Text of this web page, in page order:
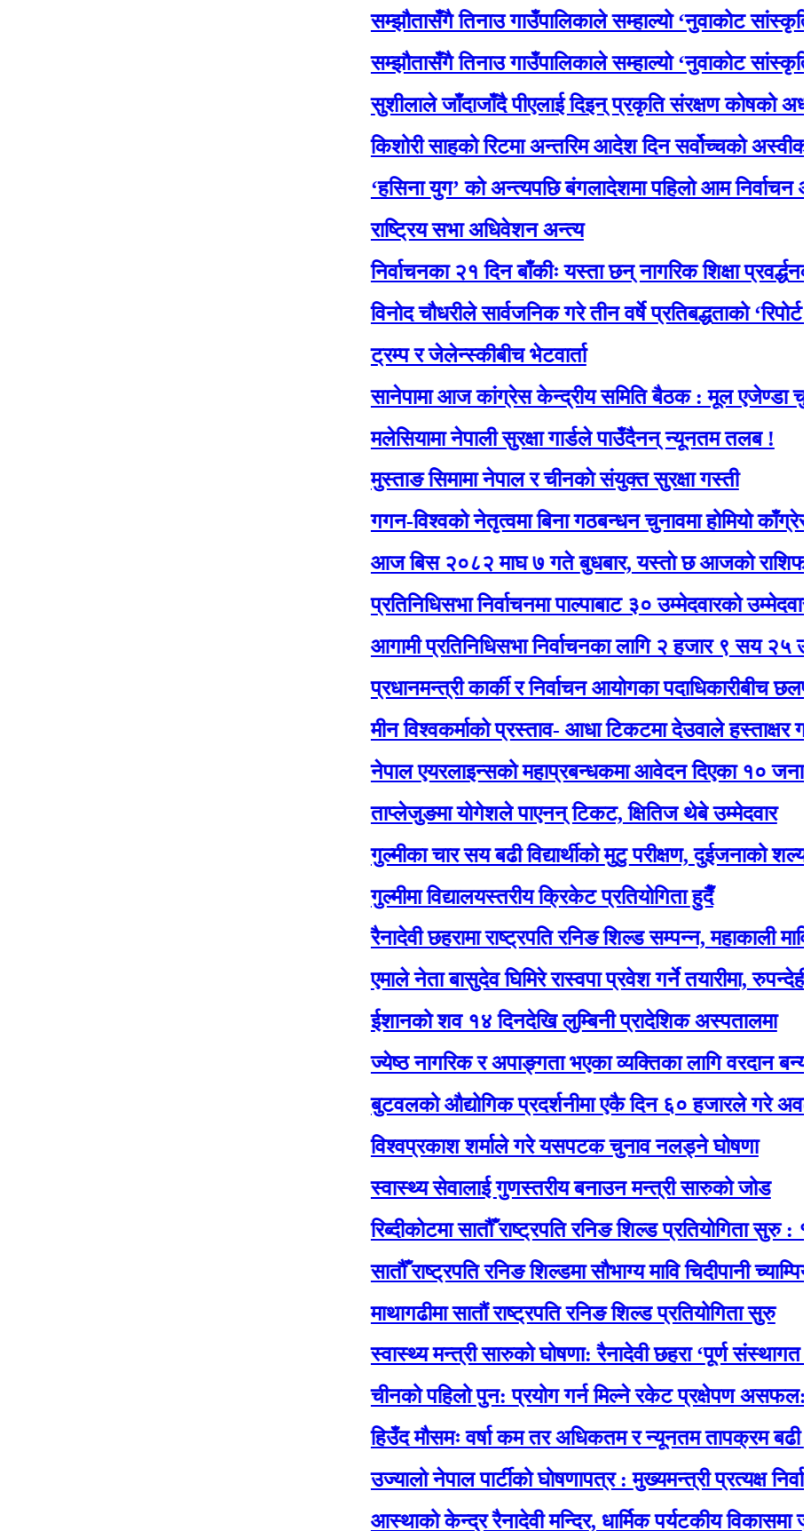
सम्झौतासँगै तिनाउ गाउँपालिकाले सम्हाल्यो ‘नुवाकोट सांस्कृतिक
सम्झौतासँगै तिनाउ गाउँपालिकाले सम्हाल्यो ‘नुवाकोट सांस्कृतिक
सुशीलाले जाँदाजाँदै पीएलाई दिइन् प्रकृति संरक्षण कोषको अध्यक्षमा
किशोरी साहको रिटमा अन्तरिम आदेश दिन सर्वोच्चको अस्वीकार,
‘हसिना युग’ को अन्त्यपछि बंगलादेशमा पहिलो आम निर्वाचन आज
राष्ट्रिय सभा अधिवेशन अन्त्य
निर्वाचनका २१ दिन बाँकीः यस्ता छन् नागरिक शिक्षा प्रवर्द्धनका लागि
विनोद चौधरीले सार्वजनिक गरे तीन वर्षे प्रतिबद्धताको ‘रिपोर्ट कार्ड’
ट्रम्प र जेलेन्स्कीबीच भेटवार्ता
सानेपामा आज कांग्रेस केन्द्रीय समिति बैठक : मूल एजेण्डा चुनाव
मलेसियामा नेपाली सुरक्षा गार्डले पाउँदैनन् न्यूनतम तलब !
मुस्ताङ सिमामा नेपाल र चीनकाे संयुक्त सुरक्षा गस्ती
गगन-विश्वको नेतृत्वमा बिना गठबन्धन चुनावमा होमियो काँग्रेस
आज बिस २०८२ माघ ७ गते बुधबार, यस्ताे छ आजको राशिफल
प्रतिनिधिसभा निर्वाचनमा पाल्पाबाट ३० उम्मेदवारको उम्मेदवारी दर्ता
आगामी प्रतिनिधिसभा निर्वाचनका लागि २ हजार ९ सय २५
प्रधानमन्त्री कार्की र निर्वाचन आयोगका पदाधिकारीबीच छलफल हुँदै
मीन विश्वकर्माको प्रस्ताव- आधा टिकटमा देउवाले हस्ताक्षर गर्नुभयो,
नेपाल एयरलाइन्सको महाप्रबन्धकमा आवेदन दिएका १० जना
ताप्लेजुङमा योगेशले पाएनन् टिकट, क्षितिज थेबे उम्मेदवार
गुल्मीका चार सय बढी विद्यार्थीको मुटु परीक्षण, दुईजनाको शल्यक्रिया
गुल्मीमा विद्यालयस्तरीय क्रिकेट प्रतियोगिता हुदैँ
रैनादेवी छहरामा राष्ट्रपति रनिङ शिल्ड सम्पन्न, महाकाली मावि बन्यो
एमाले नेता बासुदेव घिमिरे रास्वपा प्रवेश गर्ने तयारीमा, रुपन्देही २ बाट
ईशानको शव १४ दिनदेखि लुम्बिनी प्रादेशिक अस्पतालमा
ज्येष्ठ नागरिक र अपाङ्गता भएका व्यक्तिका लागि वरदान बन्यो
बुटवलको औद्योगिक प्रदर्शनीमा एकै दिन ६० हजारले गरे अवलोकन
विश्वप्रकाश शर्माले गरे यसपटक चुनाव नलड्ने घोषणा
स्वास्थ्य सेवालाई गुणस्तरीय बनाउन मन्त्री सारुको जोड
रिब्दीकोटमा सातौँ राष्ट्रपति रनिङ शिल्ड प्रतियोगिता सुरु : १४
सातौँ राष्ट्रपति रनिङ शिल्डमा सौभाग्य मावि चिदीपानी च्याम्पियन
माथागढीमा सातौं राष्ट्रपति रनिङ शिल्ड प्रतियोगिता सुरु
स्वास्थ्य मन्त्री सारुको घोषणा: रैनादेवी छहरा ‘पूर्ण संस्थागत प्रसूति
चीनको पहिलो पुन: प्रयोग गर्न मिल्ने रकेट प्रक्षेपण असफल:
हिउँद मौसमः वर्षा कम तर अधिकतम र न्यूनतम तापक्रम बढी हुने
उज्यालो नेपाल पार्टीको घोषणापत्र : मुख्यमन्त्री प्रत्यक्ष निर्वाचित,
आस्थाको केन्द्र रैनादेवी मन्दिर, धार्मिक पर्यटकीय विकासमा जुर्मराउँदै